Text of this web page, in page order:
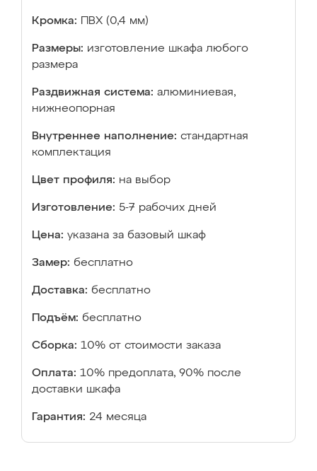
Кромка: ПВХ (0,4 мм)
Размеры: изготовление шкафа любого
размера
Раздвижная система: алюминиевая,
нижнеопорная
Внутреннее наполнение: стандартная
комплектация
Цвет профиля: на выбор
Изготовление: 5-7 рабочих дней
Цена: указана за базовый шкаф
Замер: бесплатно
Доставка: бесплатно
Подъём: бесплатно
Сборка: 10% от стоимости заказа
Оплата: 10% предоплата, 90% после
доставки шкафа
Гарантия: 24 месяца